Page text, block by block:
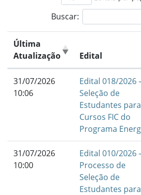
Buscar:
Última
Atualização
Edital
31/07/2026
10:06
Edital 018/2026
Seleção de
Estudantes
Cursos FIC do
Programa
31/07/2026
10:00
Edital 010/2026
Processo de
Seleção de
Estudantes